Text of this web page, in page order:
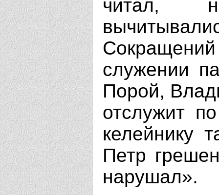
читал,
служении
Порой,
отслужит
келейнику
Петр
нарушал».